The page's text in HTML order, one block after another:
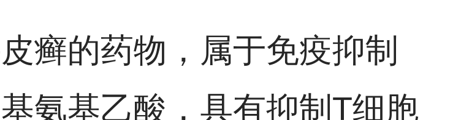
癣的药物，属于免疫抑制
氨基乙酸，具有抑制T细胞